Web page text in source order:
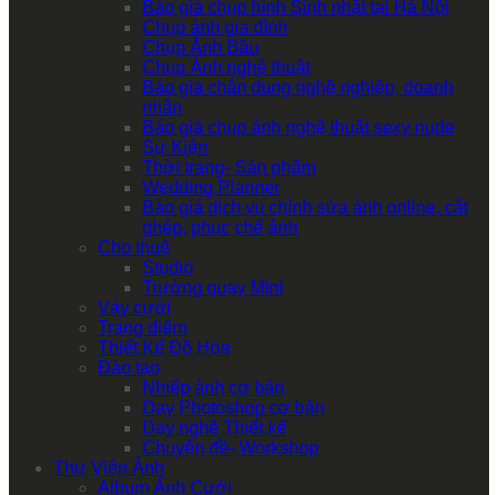
Báo giá chụp hình Sinh nhật tại Hà Nội
Chụp ảnh gia đình
Chụp Ảnh Bầu
Chụp Ảnh nghệ thuật
Báo giá chân dung nghề nghiệp, doanh
nhân
Báo giá chụp ảnh nghệ thuật sexy nude
Sự Kiện
Thời trang- Sản phẩm
Wedding Planner
Báo giá dịch vụ chỉnh sửa ảnh online, cắt
ghép, phục chế ảnh
Cho thuê
Studio
Trường quay Mini
Váy cưới
Trang điểm
Thiết Kế Đồ Họa
Đào tạo
Nhiếp ảnh cơ bản
Dạy Photoshop cơ bản
Dạy nghề Thiết kế
Chuyên đề- Workshop
Thư Viện Ảnh
Album Ảnh Cưới